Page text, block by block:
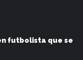
futbolista que se